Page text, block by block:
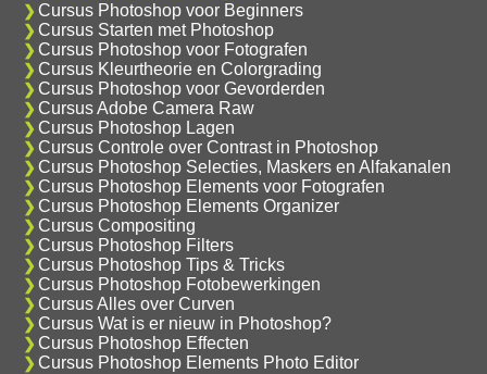
Cursus Photoshop voor Beginners
Cursus Starten met Photoshop
Cursus Photoshop voor Fotografen
Cursus Kleurtheorie en Colorgrading
Cursus Photoshop voor Gevorderden
Cursus Adobe Camera Raw
Cursus Photoshop Lagen
Cursus Controle over Contrast in Photoshop
Cursus Photoshop Selecties, Maskers en Alfakanalen
Cursus Photoshop Elements voor Fotografen
Cursus Photoshop Elements Organizer
Cursus Compositing
Cursus Photoshop Filters
Cursus Photoshop Tips & Tricks
Cursus Photoshop Fotobewerkingen
Cursus Alles over Curven
Cursus Wat is er nieuw in Photoshop?
Cursus Photoshop Effecten
Cursus Photoshop Elements Photo Editor